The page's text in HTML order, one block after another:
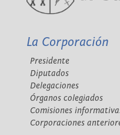
La Corporación
Presidente
Diputados
Delegaciones
Órganos colegiados
Comisiones
Corporaciones